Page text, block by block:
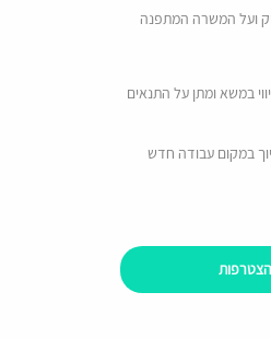
ועל המשרה המתפנה
במשא ומתן על התנאים
במקום עבודה חדש
הצטרפות